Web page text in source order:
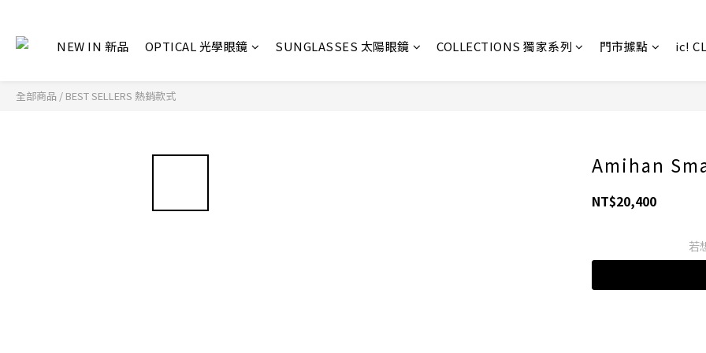
NEW IN 新品 OPTICAL 光學眼鏡 SUNGLASSES 太陽眼鏡 COLLECTIONS 獨家系列 門市據點 ic!
全部商品 / BEST SELLERS 熱銷款式
Amihan
NT$20,400
若